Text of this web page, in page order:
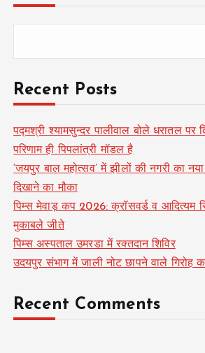
Recent Posts
पद्मश्री श्यामसुन्दर पालीवाल बोले धरातल पर
परिणाम ही पिपलांत्री मॉडल है
‘जयपुर बाल महोत्सव’ में झीलों की नगरी का
दिखाने का मौका
पिम्स मेवाड़ कप 2026: क्रॉसवर्ड व आदित्यम
मुकाबले जीते
पिम्स अस्पताल उमरडा में रक्तदान शिविर
उदयपुर संभाग में जाली नोट छापने वाले गिरोह
Recent Comments